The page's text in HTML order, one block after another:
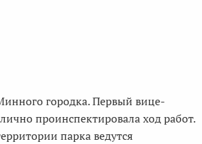
городка. Первый вице-
проинспектировала ход работ.
парка ведутся